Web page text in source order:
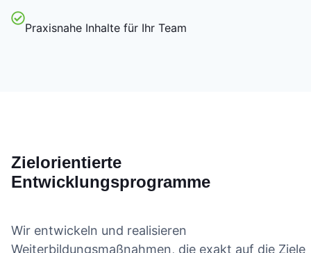
Praxisnahe Inhalte für Ihr Team
Zielorientierte
Entwicklungsprogramme
Wir entwickeln und realisieren
Weiterbildungsmaßnahmen, die exakt auf die Ziele